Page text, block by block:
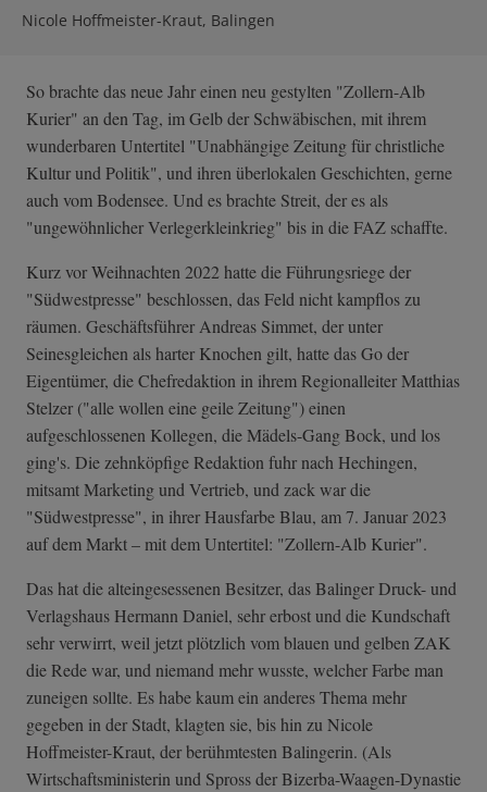
Nicole Hoffmeister-Kraut, Balingen
So brachte das neue Jahr einen neu gestylten "Zollern-Alb
Kurier" an den Tag, im Gelb der Schwäbischen, mit ihrem
wunderbaren Untertitel "Unabhängige Zeitung für christliche
Kultur und Politik", und ihren überlokalen Geschichten, gerne
auch vom Bodensee. Und es brachte Streit, der es als
"ungewöhnlicher Verlegerkleinkrieg" bis in die FAZ schaffte.
Kurz vor Weihnachten 2022 hatte die Führungsriege der
"Südwestpresse" beschlossen, das Feld nicht kampflos zu
räumen. Geschäftsführer Andreas Simmet, der unter
Seinesgleichen als harter Knochen gilt, hatte das Go der
Eigentümer, die Chefredaktion in ihrem Regionalleiter Matthias
Stelzer ("alle wollen eine geile Zeitung") einen
aufgeschlossenen Kollegen, die Mädels-Gang Bock, und los
ging's. Die zehnköpfige Redaktion fuhr nach Hechingen,
mitsamt Marketing und Vertrieb, und zack war die
"Südwestpresse", in ihrer Hausfarbe Blau, am 7. Januar 2023
auf dem Markt – mit dem Untertitel: "Zollern-Alb Kurier".
Das hat die alteingesessenen Besitzer, das Balinger Druck- und
Verlagshaus Hermann Daniel, sehr erbost und die Kundschaft
sehr verwirrt, weil jetzt plötzlich vom blauen und gelben ZAK
die Rede war, und niemand mehr wusste, welcher Farbe man
zuneigen sollte. Es habe kaum ein anderes Thema mehr
gegeben in der Stadt, klagten sie, bis hin zu Nicole
Hoffmeister-Kraut, der berühmtesten Balingerin. (Als
Wirtschaftsministerin und Spross der Bizerba-Waagen-Dynastie